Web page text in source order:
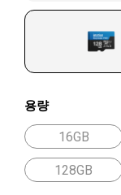
용량
16GB
128GB